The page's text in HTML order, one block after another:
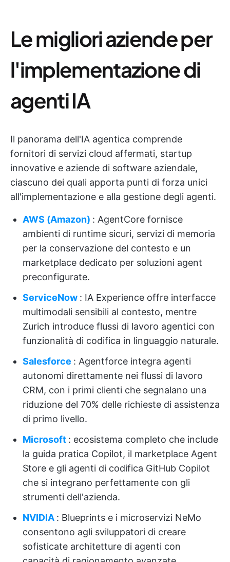
Le migliori aziende per
l'implementazione di
agenti IA
Il panorama dell'IA agentica comprende
fornitori di servizi cloud affermati, startup
innovative e aziende di software aziendale,
ciascuno dei quali apporta punti di forza unici
all'implementazione e alla gestione degli agenti.
AWS (Amazon) : AgentCore fornisce
ambienti di runtime sicuri, servizi di memoria
per la conservazione del contesto e un
marketplace dedicato per soluzioni agent
preconfigurate.
ServiceNow : IA Experience offre interfacce
multimodali sensibili al contesto, mentre
Zurich introduce flussi di lavoro agentici con
funzionalità di codifica in linguaggio naturale.
Salesforce : Agentforce integra agenti
autonomi direttamente nei flussi di lavoro
CRM, con i primi clienti che segnalano una
riduzione del 70% delle richieste di assistenza
di primo livello.
Microsoft : ecosistema completo che include
la guida pratica Copilot, il marketplace Agent
Store e gli agenti di codifica GitHub Copilot
che si integrano perfettamente con gli
strumenti dell'azienda.
NVIDIA : Blueprints e i microservizi NeMo
consentono agli sviluppatori di creare
sofisticate architetture di agenti con